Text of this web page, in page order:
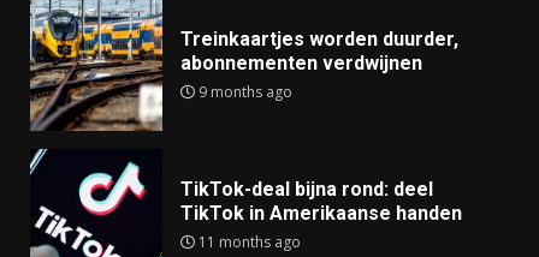
Treinkaartjes worden duurder,
abonnementen verdwijnen
9 months ago
TikTok-deal bijna rond: deel
TikTok in Amerikaanse handen
11 months ago